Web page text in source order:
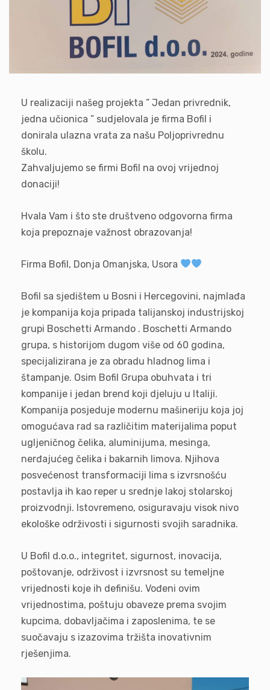
U realizaciji našeg projekta ” Jedan privrednik,
jedna učionica ” sudjelovala je firma Bofil i
donirala ulazna vrata za našu Poljoprivrednu
školu.
Zahvaljujemo se firmi Bofil na ovoj vrijednoj
donaciji!
Hvala Vam i što ste društveno odgovorna firma
koja prepoznaje važnost obrazovanja!
Firma Bofil, Donja Omanjska, Usora
Bofil sa sjedištem u Bosni i Hercegovini, najmlađa
je kompanija koja pripada talijanskoj industrijskoj
grupi Boschetti Armando . Boschetti Armando
grupa, s historijom dugom više od 60 godina,
specijalizirana je za obradu hladnog lima i
štampanje. Osim Bofil Grupa obuhvata i tri
kompanije i jedan brend koji djeluju u Italiji.
Kompanija posjeduje modernu mašineriju koja joj
omogućava rad sa različitim materijalima poput
ugljeničnog čelika, aluminijuma, mesinga,
nerđajućeg čelika i bakarnih limova. Njihova
posvećenost transformaciji lima s izvrsnošću
postavlja ih kao reper u srednje lakoj stolarskoj
proizvodnji. Istovremeno, osiguravaju visok nivo
ekološke održivosti i sigurnosti svojih saradnika.
U Bofil d.o.o., integritet, sigurnost, inovacija,
poštovanje, održivost i izvrsnost su temeljne
vrijednosti koje ih definišu. Vođeni ovim
vrijednostima, poštuju obaveze prema svojim
kupcima, dobavljačima i zaposlenima, te se
suočavaju s izazovima tržišta inovativnim
rješenjima.